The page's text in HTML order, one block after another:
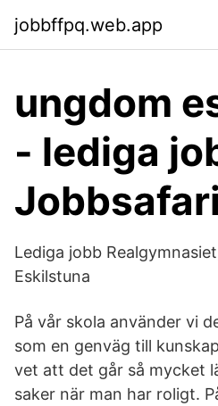
jobbffpq.web.app
ungdom
- lediga
Jobbsafari
Lediga jobb
Eskilstuna
På vår skola använder vi
som en genväg till
vet att det går så mycket
saker när man har roligt.